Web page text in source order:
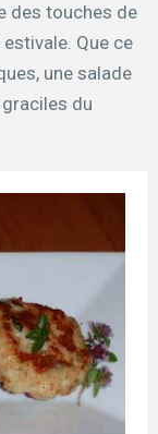
des touches de
Que ce
une salade
du